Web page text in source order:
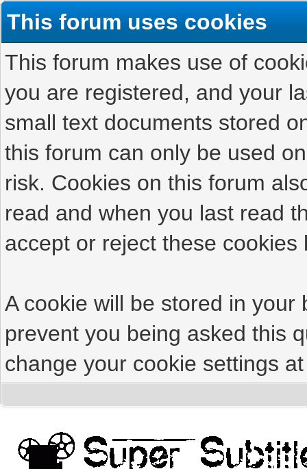
This forum uses cookies
This forum makes use of
you are registered, and your
small text documents stored
this forum can only be used
risk. Cookies on this forum
read and when you last read
accept or reject these cookies
A cookie will be stored in
prevent you being asked this
change your cookie settings